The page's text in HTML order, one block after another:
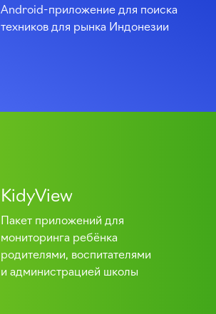
Android-приложениедля поиска
техников для рынка Индонезии
KidyView
Пакет приложений для
мониторинга ребёнка
родителями, воспитателями
и администрацией школы